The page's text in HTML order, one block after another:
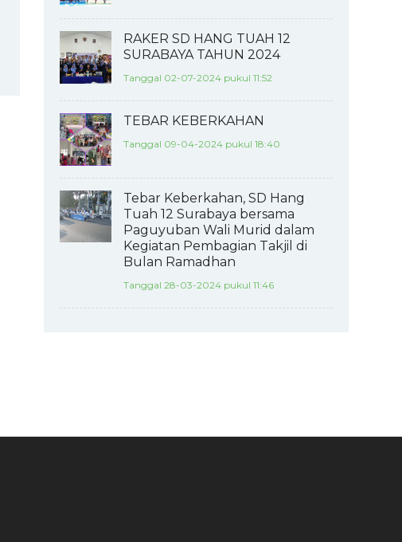
RAKER SD HANG TUAH 12
SURABAYA TAHUN 2024
Tanggal 02-07-2024 pukul 11:52
TEBAR KEBERKAHAN
Tanggal 09-04-2024 pukul 18:40
Tebar Keberkahan, SD Hang
Tuah 12 Surabaya bersama
Paguyuban Wali Murid dalam
Kegiatan Pembagian Takjil di
Bulan Ramadhan
Tanggal 28-03-2024 pukul 11:46